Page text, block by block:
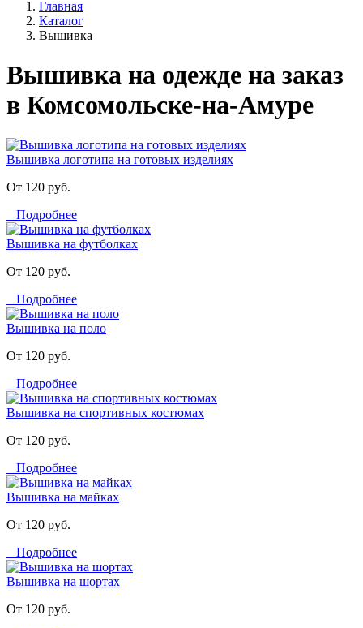
Главная
Каталог
Вышивка
Вышивка на одежде на заказ
в Комсомольске-на-Амуре
Вышивка логотипа на готовых изделиях
От 120 руб.
Подробнее
Вышивка на футболках
От 120 руб.
Подробнее
Вышивка на поло
От 120 руб.
Подробнее
Вышивка на спортивных костюмах
От 120 руб.
Подробнее
Вышивка на майках
От 120 руб.
Подробнее
Вышивка на шортах
От 120 руб.